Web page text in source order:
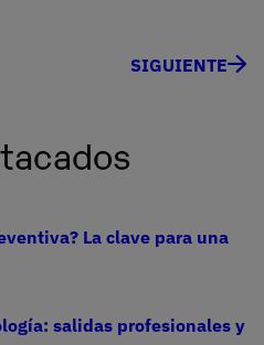
SIGUIENTE
La clave para una
salidas profesionales y